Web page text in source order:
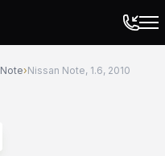
Note›Nissan Note, 1.6, 2010